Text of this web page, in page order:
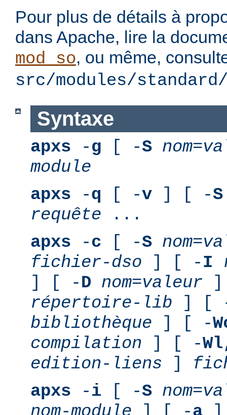
Pour plus de détails à
dans Apache, lire la
mod_so, ou même,
src/modules/standard/
Syntaxe
apxs -g [ -S nom=
module
apxs -q [ -v ] [ -S
requête ...
apxs -c [ -S nom=
fichier-dso ] [ -I
] [ -D nom=valeur ]
répertoire-lib ] [
bibliothèque ] [ -
compilation ] [ -
edition-liens ]
apxs -i [ -S nom=